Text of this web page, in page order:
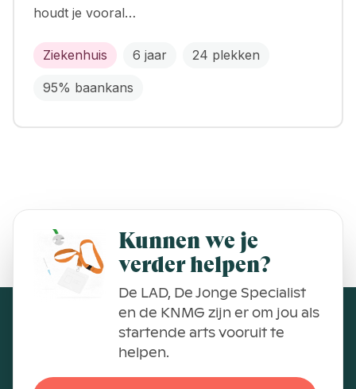
houdt je vooral…
Ziekenhuis 6 jaar 24 plekken
95% baankans
Kunnen we je
verder helpen?
De LAD, De Jonge Specialist
en de KNMG zijn er om jou als
startende arts vooruit te
helpen.